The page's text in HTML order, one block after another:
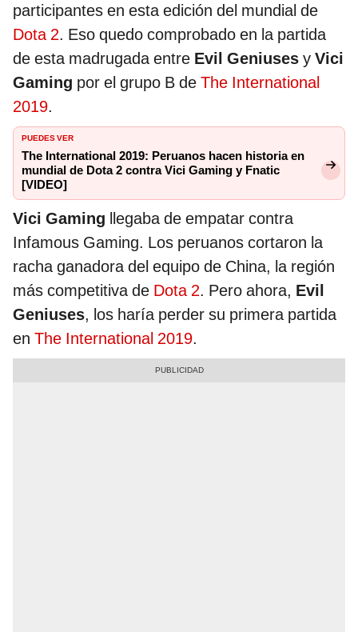
participantes en esta edición del mundial de
Dota 2. Eso quedo comprobado en la partida
de esta madrugada entre Evil Geniuses y Vici
Gaming por el grupo B de The International
2019.
PUEDES VER
The International 2019: Peruanos hacen historia en
mundial de Dota 2 contra Vici Gaming y Fnatic
[VIDEO]
Vici Gaming llegaba de empatar contra
Infamous Gaming. Los peruanos cortaron la
racha ganadora del equipo de China, la región
más competitiva de Dota 2. Pero ahora, Evil
Geniuses, los haría perder su primera partida
en The International 2019.